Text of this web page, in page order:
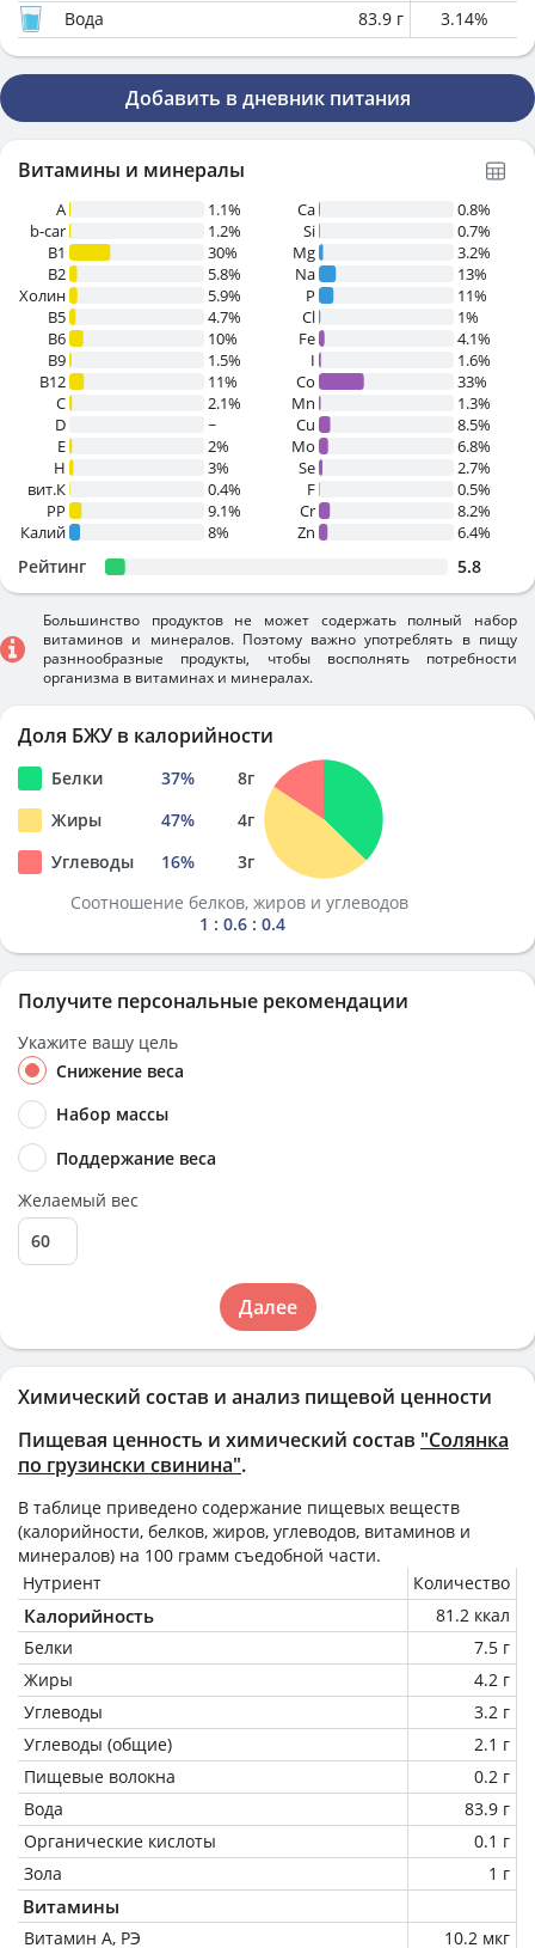
Химический состав и анализ пищевой ценности
Пищевая ценность и химический состав "Солянка
по грузински свинина".
В таблице приведено содержание пищевых веществ
(калорийности, белков, жиров, углеводов, витаминов и
минералов) на 100 грамм съедобной части.
Нутриент
Количество
Калорийность
81.2 ккал
Белки
7.5 г
Жиры
4.2 г
Углеводы
3.2 г
Углеводы (общие)
2.1 г
Пищевые волокна
0.2 г
Вода
83.9 г
Органические кислоты
0.1 г
Зола
1 г
Витамины
Витамин А, РЭ 10.2 мкг
Вода
83.9 г 3.14%
Добавить в дневник питания
Витамины и минералы
A
1.1%
b-car
1.2%
В1
30%
B2
5.8%
Холин
5.9%
B5
4.7%
B6
10%
B9
1.5%
B12
11%
C
2.1%
D
~
E
2%
H
3%
вит.К
0.4%
PP
9.1%
Калий
8%
Ca
0.8%
Si
0.7%
Mg
3.2%
Na
13%
P
11%
Cl
1%
Fe
4.1%
I
1.6%
Co
33%
Mn
1.3%
Cu
8.5%
Mo
6.8%
Se
2.7%
F
0.5%
Cr
8.2%
Zn
6.4%
Рейтинг 5.8
Большинство продуктов не может содержать полный набор
витаминов и минералов. Поэтому важно употреблять в пищу
разннообразные продукты, чтобы восполнять потребности
организма в витаминах и минералах.
Доля БЖУ в калорийности
Белки 37% 8г
Жиры
47% 4г
Углеводы
16% 3г
Соотношение белков, жиров и углеводов
1 : 0.6 : 0.4
Получите персональные рекомендации
Укажите вашу цель
Снижение веса
Набор массы
Поддержание веса
Желаемый вес
Далее